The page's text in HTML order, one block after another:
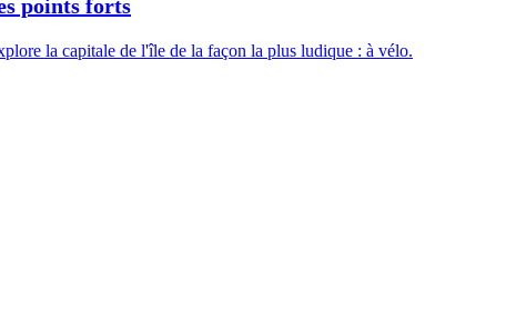
points forts
la capitale de l'île de la façon la plus ludique : à vélo.